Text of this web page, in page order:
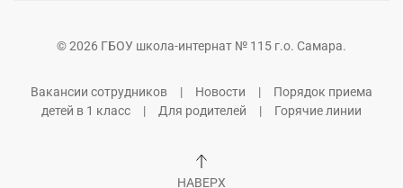
©2026 ГБОУ школа-интернат № 115 г.о. Самара.
Вакансии сотрудников | Новости | Порядок приема
детей в 1 класс | Для родителей | Горячие линии
НАВЕРХ